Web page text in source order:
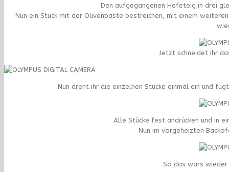
Den aufgegangenen Hefeteig in drei
Nun ein Stück mit der Olivenpaste bestreichen, mit einem
Jetzt schneidet ihr
Nun dreht ihr die einzelnen Stücke einmal ein und
Alle Stücke fest andrücken und in
Nun im vorgeheizten
So das wars wieder